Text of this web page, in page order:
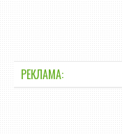
РЕКЛАМА: